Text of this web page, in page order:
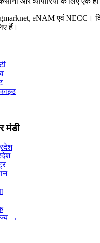
eNAM एवं NECC।
हैं।
मंडी
→